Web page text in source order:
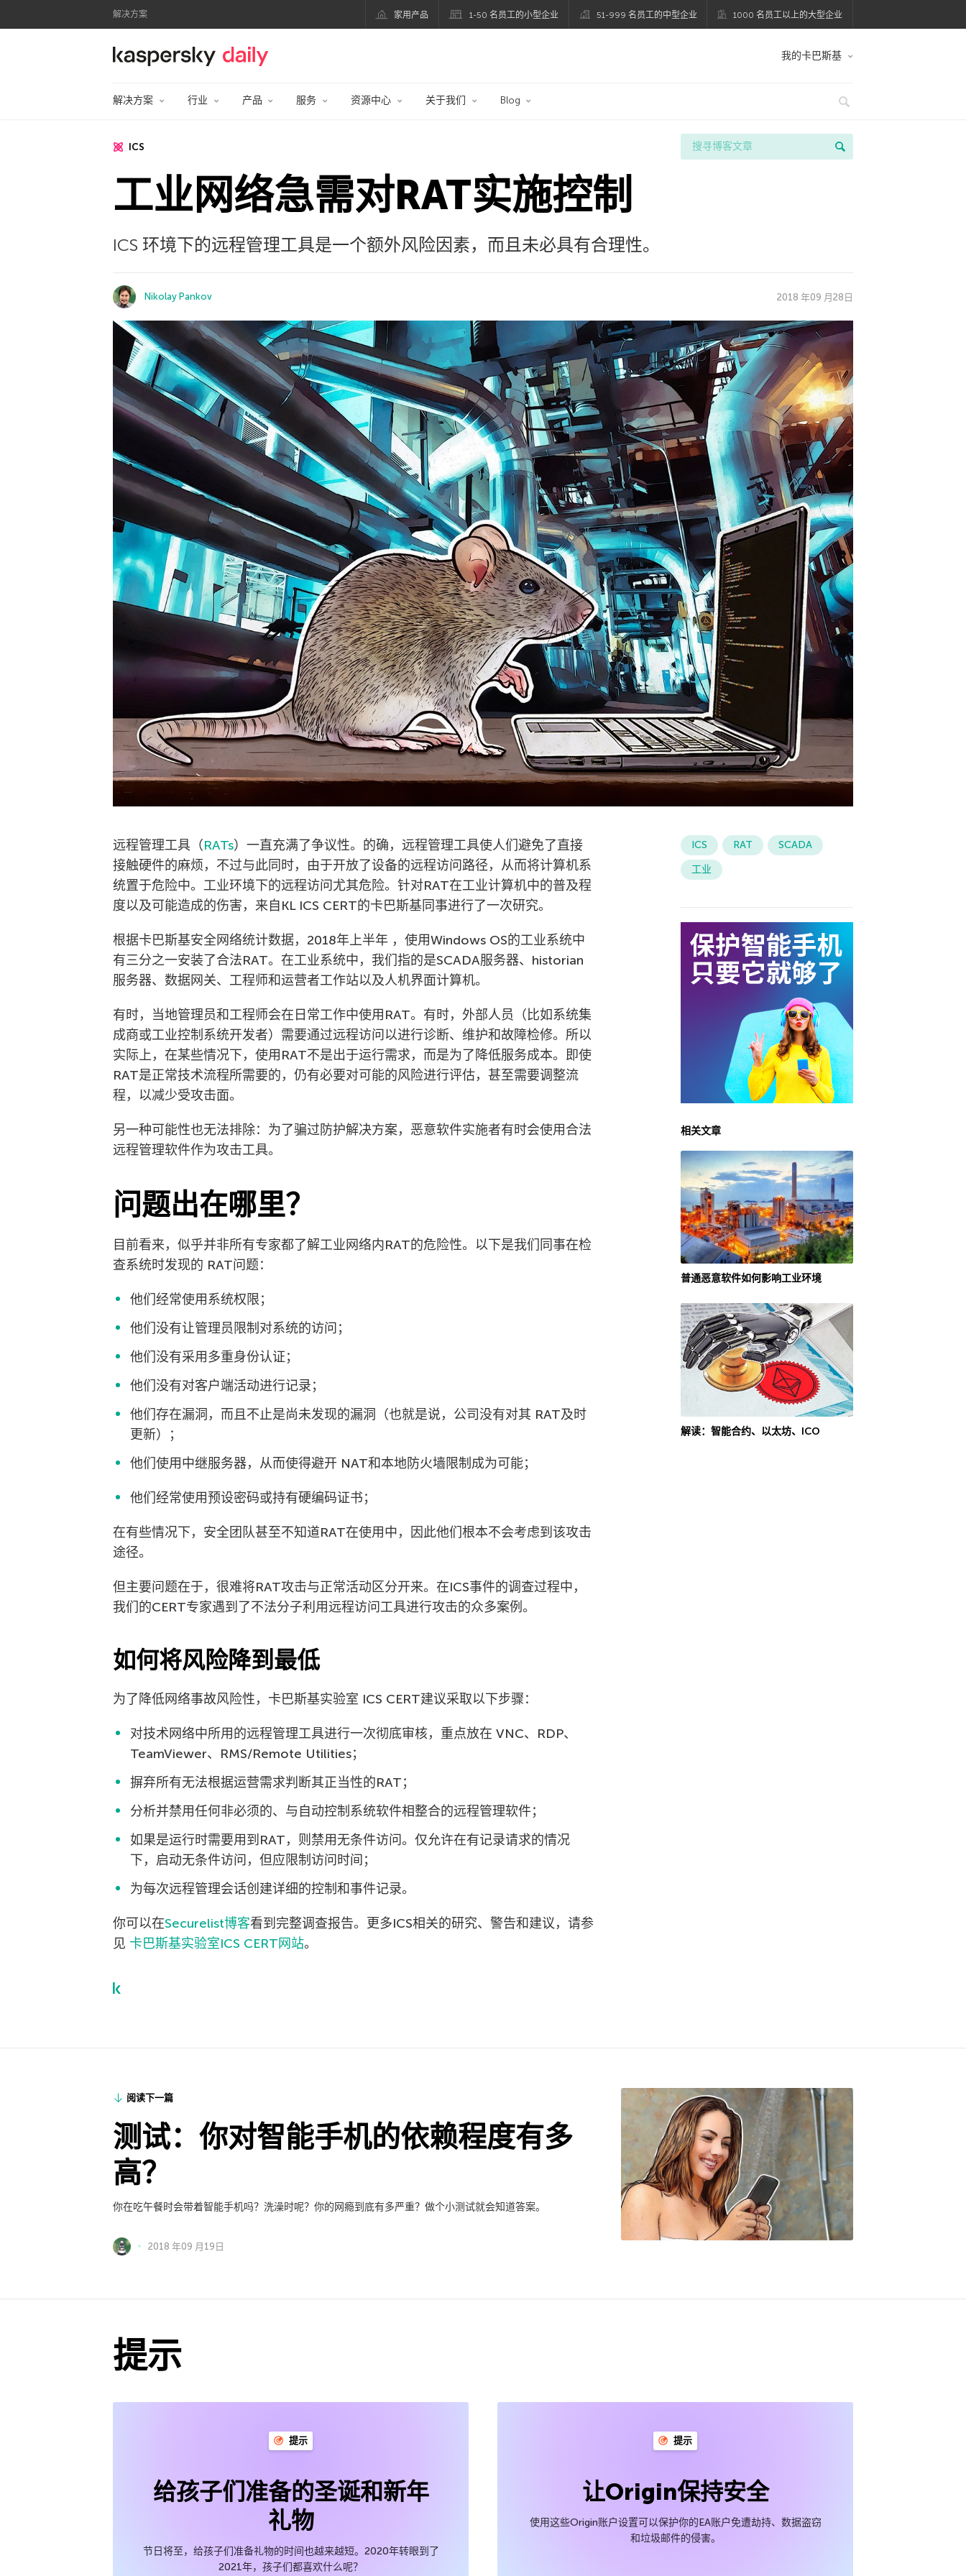
解决方案 家用产品 1-50 名员工的小型企业 51-999 名员工的中型企业 1000 名员工以上的大型企业
卡巴斯基官方博客 我的卡巴斯基
解决方案 行业 产品 服务 资源中心 关于我们 Blog
ICS
工业网络急需对RAT实施控制
ICS 环境下的远程管理工具是一个额外风险因素，而且未必具有合理性。
Nikolay Pankov 2018 年09 月28日
远程管理工具（RATs）一直充满了争议性。的确，远程管理工具使人们避免了直接
接触硬件的麻烦，不过与此同时，由于开放了设备的远程访问路径，从而将计算机系
统置于危险中。工业环境下的远程访问尤其危险。针对RAT在工业计算机中的普及程
度以及可能造成的伤害，来自KL ICS CERT的卡巴斯基同事进行了一次研究。
根据卡巴斯基安全网络统计数据，2018年上半年 ，使用Windows OS的工业系统中
有三分之一安装了合法RAT。在工业系统中，我们指的是SCADA服务器、historian
服务器、数据网关、工程师和运营者工作站以及人机界面计算机。
有时，当地管理员和工程师会在日常工作中使用RAT。有时，外部人员（比如系统集
成商或工业控制系统开发者）需要通过远程访问以进行诊断、维护和故障检修。所以
实际上，在某些情况下，使用RAT不是出于运行需求，而是为了降低服务成本。即使
RAT是正常技术流程所需要的，仍有必要对可能的风险进行评估，甚至需要调整流
程，以减少受攻击面。
另一种可能性也无法排除：为了骗过防护解决方案，恶意软件实施者有时会使用合法
远程管理软件作为攻击工具。
问题出在哪里？
目前看来，似乎并非所有专家都了解工业网络内RAT的危险性。以下是我们同事在检
查系统时发现的 RAT问题：
他们经常使用系统权限；
他们没有让管理员限制对系统的访问；
他们没有采用多重身份认证；
他们没有对客户端活动进行记录；
他们存在漏洞，而且不止是尚未发现的漏洞（也就是说，公司没有对其 RAT及时
更新）；
他们使用中继服务器，从而使得避开 NAT和本地防火墙限制成为可能；
他们经常使用预设密码或持有硬编码证书；
在有些情况下，安全团队甚至不知道RAT在使用中，因此他们根本不会考虑到该攻击
途径。
但主要问题在于，很难将RAT攻击与正常活动区分开来。在ICS事件的调查过程中，
我们的CERT专家遇到了不法分子利用远程访问工具进行攻击的众多案例。
如何将风险降到最低
为了降低网络事故风险性，卡巴斯基实验室 ICS CERT建议采取以下步骤：
对技术网络中所用的远程管理工具进行一次彻底审核，重点放在 VNC、RDP、
TeamViewer、RMS/Remote Utilities；
摒弃所有无法根据运营需求判断其正当性的RAT；
分析并禁用任何非必须的、与自动控制系统软件相整合的远程管理软件；
如果是运行时需要用到RAT，则禁用无条件访问。仅允许在有记录请求的情况
下，启动无条件访问，但应限制访问时间；
为每次远程管理会话创建详细的控制和事件记录。
你可以在Securelist博客看到完整调查报告。更多ICS相关的研究、警告和建议，请参
见 卡巴斯基实验室ICS CERT网站。
ICS RAT
SCADA
工业
相关文章
普通恶意软件如何影响工业环境
解读：智能合约、以太坊、ICO
阅读下一篇
测试：你对智能手机的依赖程度有多
高？
你在吃午餐时会带着智能手机吗？洗澡时呢？你的网瘾到底有多严重？做个小测试就会知道答案。
2018 年09 月19日
提示
提示
给孩子们准备的圣诞和新年
礼物
节日将至，给孩子们准备礼物的时间也越来越短。2020年转眼到了
2021年，孩子们都喜欢什么呢？
提示
让Origin保持安全
使用这些Origin账户设置可以保护你的EA账户免遭劫持、数据盗窃
和垃圾邮件的侵害。